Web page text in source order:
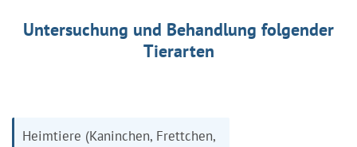
Untersuchung und Behandlung folgender
Tierarten
Heimtiere (Kaninchen, Frettchen,